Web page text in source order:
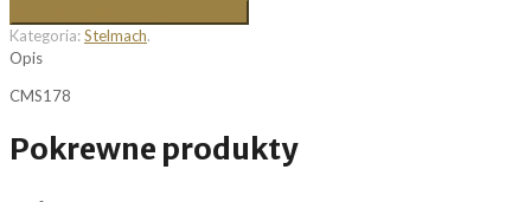
Kategoria:Stelmach.
Opis
CMS178
Pokrewne produkty